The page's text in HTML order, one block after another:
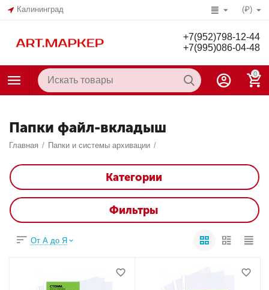
Калининград (₽)
+7(952)798-12-44
+7(995)086-04-48
0
Папки файл-вкладыш
Главная / Папки и системы архивации /
Категории
Фильтры
От А до Я